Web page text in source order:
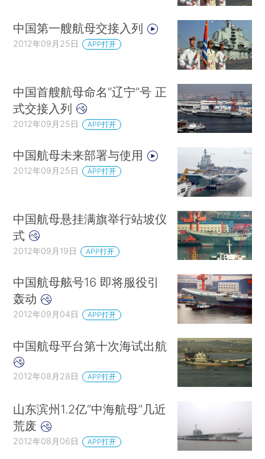
中国第一艘航母交接入列
2012年09月25日 APP打开
中国首艘航母命名“辽宁”号 正
式交接入列
2012年09月25日 APP打开
中国航母未来部署与使用
2012年09月25日 APP打开
中国航母悬挂满旗举行站坡仪
式
2012年09月19日 APP打开
中国航母舷号16 即将服役引
轰动
2012年09月04日 APP打开
中国航母平台第十次海试出航
2012年08月28日 APP打开
山东滨州1.2亿“中海航母”几近
荒废
2012年08月06日 APP打开